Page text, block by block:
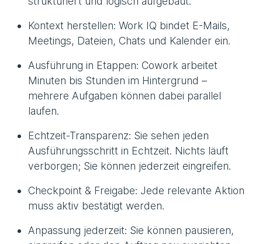
Kontext herstellen: Work IQ bindet E-Mails,
Meetings, Dateien, Chats und Kalender ein.
Ausführung in Etappen: Cowork arbeitet
Minuten bis Stunden im Hintergrund –
mehrere Aufgaben können dabei parallel
laufen.
Echtzeit-Transparenz: Sie sehen jeden
Ausführungsschritt in Echtzeit. Nichts läuft
verborgen; Sie können jederzeit eingreifen.
Checkpoint & Freigabe: Jede relevante Aktion
muss aktiv bestätigt werden.
Anpassung jederzeit: Sie können pausieren,